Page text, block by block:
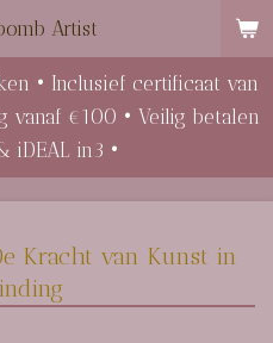
• Inclusief certificaat van
vanaf €100 • Veilig betalen
iDEAL in3 •
Kracht van Kunst in